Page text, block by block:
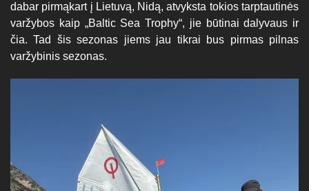
dabar pirmąkart į Lietuvą, Nidą, atvyksta tokios tarptautinės
varžybos kaip „Baltic Sea Trophy“, jie būtinai dalyvaus ir
čia. Tad šis sezonas jiems jau tikrai bus pirmas pilnas
varžybinis sezonas.